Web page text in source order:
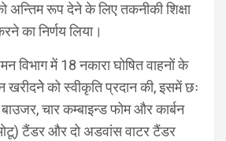
रूप देने के लिए तकनीकी शिक्षा
का निर्णय लिया।
विभाग में 18 नकारा घोषित वाहनों के
खरीदनेे को स्वीकृति प्रदान की, इसमें छः
चार कम्बाइन्ड फोम और कार्बन
टैंडर और दो अडवांस वाटर टैंडर